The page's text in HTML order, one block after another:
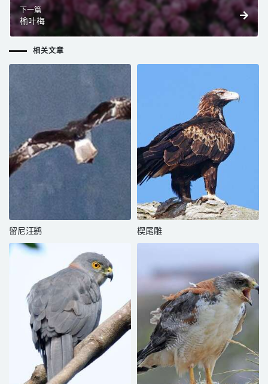
下一篇
榆叶梅
相关文章
留尼汪鹞 楔尾雕